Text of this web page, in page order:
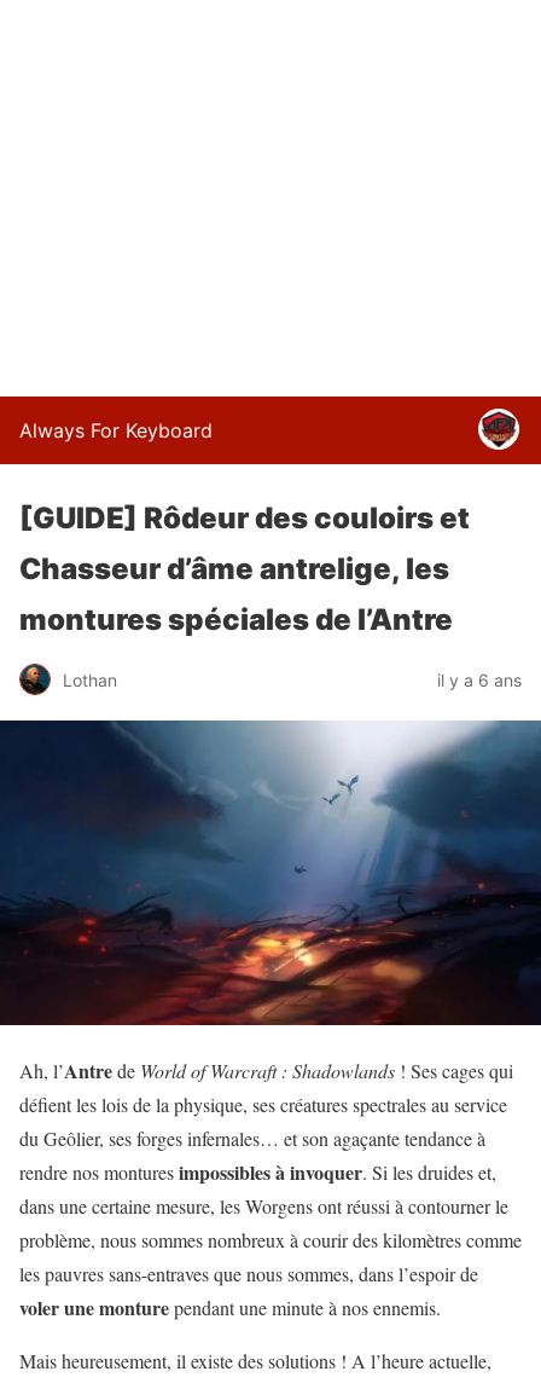
Always For Keyboard
[GUIDE] Rôdeur des couloirs et
Chasseur d’âme antrelige, les
montures spéciales de l’Antre
Lothan il y a 6 ans
Ah, l’Antrede World of Warcraft : Shadowlands ! Ses cages qui
défient les lois de la physique, ses créatures spectrales au service
du Geôlier, ses forges infernales… et son agaçante tendance à
rendre nos monturesimpossibles à invoquer. Si les druides et,
dans une certaine mesure, les Worgens ont réussi à contourner le
problème, nous sommes nombreux à courir des kilomètres comme
les pauvres sans-entraves que nous sommes, dans l’espoir de
voler une monturependant une minute à nos ennemis.
Mais heureusement, il existe des solutions ! A l’heure actuelle,